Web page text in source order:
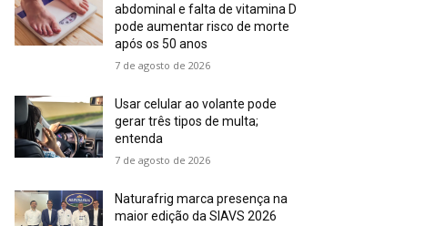
abdominal e falta de vitamina D
pode aumentar risco de morte
após os 50 anos
7 de agosto de 2026
Usar celular ao volante pode
gerar três tipos de multa;
entenda
7 de agosto de 2026
Naturafrig marca presença na
maior edição da SIAVS 2026